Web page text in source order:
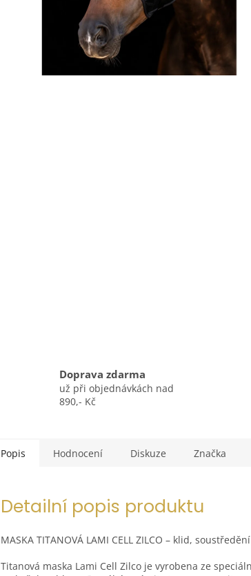
Doprava zdarma
už při objednávkách nad
890,- Kč
Popis Hodnocení Diskuze Značka
Detailní popis produktu
MASKA TITANOVÁ LAMI CELL ZILCO – klid,
Titanová maska Lami Cell Zilco je vyrobena ze